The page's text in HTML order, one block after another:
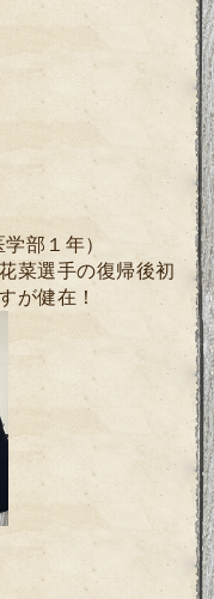
部１年）
菜選手の復帰後初
が健在！